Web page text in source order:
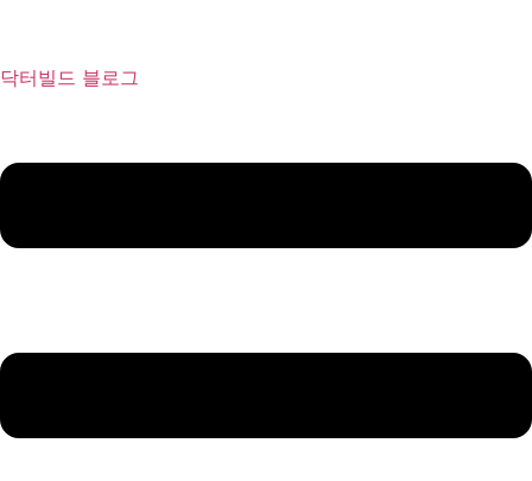
닥터빌드 블로그